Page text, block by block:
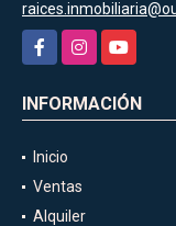
FacebookInstagramYouTube
INFORMACIÓN
Inicio
Ventas
Alquiler